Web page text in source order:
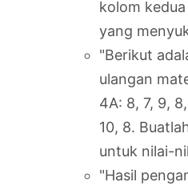
kolom
yang
"Berikut
ulangan
4A: 8, 7, 9,
10, 8.
untuk nilai-
"Hasil